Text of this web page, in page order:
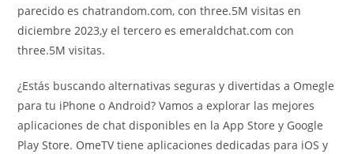
parecido es chatrandom.com, con three.5M visitas en
diciembre 2023,y el tercero es emeraldchat.com con
three.5M visitas.
¿Estás buscando alternativas seguras y divertidas a Omegle
para tu iPhone o Android? Vamos a explorar las mejores
aplicaciones de chat disponibles en la App Store y Google
Play Store. OmeTV tiene aplicaciones dedicadas para iOS y